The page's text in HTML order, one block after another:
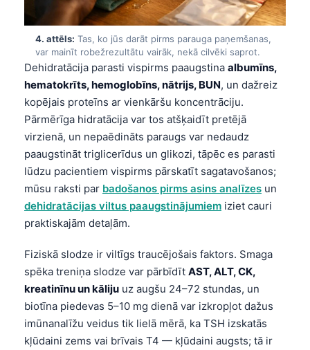
4. attēls: Tas, ko jūs darāt pirms parauga paņemšanas,
var mainīt robežrezultātu vairāk, nekā cilvēki saprot.
Dehidratācija parasti vispirms paaugstina albumīns,
hematokrīts, hemoglobīns, nātrijs, BUN, un dažreiz
kopējais proteīns ar vienkāršu koncentrāciju.
Pārmērīga hidratācija var tos atšķaidīt pretējā
virzienā, un nepaēdināts paraugs var nedaudz
paaugstināt triglicerīdus un glikozi, tāpēc es parasti
lūdzu pacientiem vispirms pārskatīt sagatavošanos;
mūsu raksti par badošanos pirms asins analīzes un
dehidratācijas viltus paaugstinājumiem iziet cauri
praktiskajām detaļām.
Fiziskā slodze ir viltīgs traucējošais faktors. Smaga
spēka treniņa slodze var pārbīdīt AST, ALT, CK,
kreatinīnu un kāliju uz augšu 24–72 stundas, un
biotīna piedevas 5–10 mg dienā var izkropļot dažus
imūnanalīžu veidus tik lielā mērā, ka TSH izskatās
kļūdaini zems vai brīvais T4 — kļūdaini augsts; tā ir